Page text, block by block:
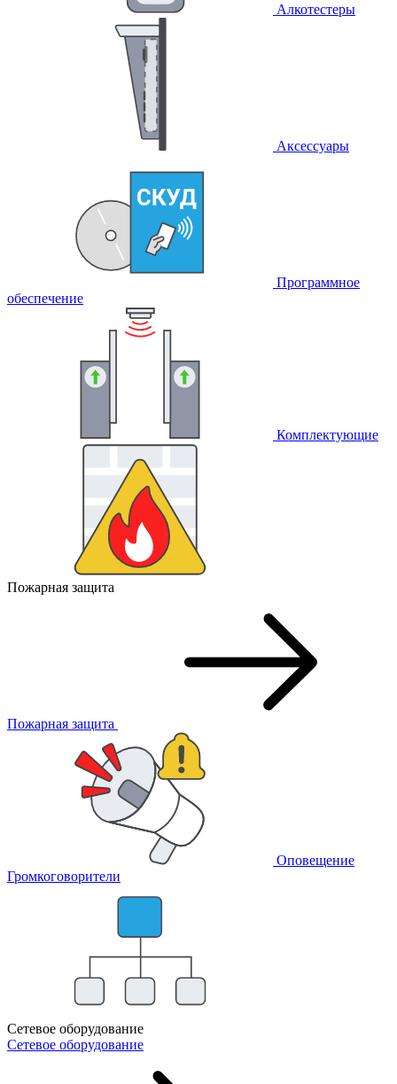
Алкотестеры
Аксессуары
Программное
обеспечение
Комплектующие
Пожарная защита
Пожарная защита
Оповещение
Громкоговорители
Сетевое оборудование
Сетевое оборудование